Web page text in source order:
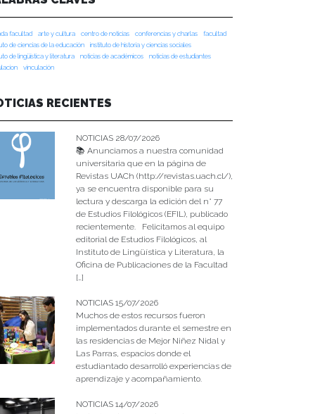
facultad arte y cultura centro de noticias conferencias y charlas
facultad
de ciencias de la educación
instituto de historia y ciencias sociales
de lingüística y literatura
noticias de académicos
noticias de estudiantes
vinculación
RECIENTES
NOTICIAS 28/07/2026
📚 Anunciamos a nuestra comunidad
universitaria que en la página de
Revistas UACh (http://revistas.uach.cl/),
ya se encuentra disponible para su
lectura y descarga la edición del n° 77
de Estudios Filológicos (EFIL), publicado
recientemente. Felicitamos al equipo
editorial de Estudios Filológicos, al
Instituto de Lingüística y Literatura, la
Oficina de Publicaciones de la Facultad
[…]
NOTICIAS 15/07/2026
Muchos de estos recursos fueron
implementados durante el semestre en
las residencias de Mejor Niñez Nidal y
Las Parras, espacios donde el
estudiantado desarrolló experiencias de
aprendizaje y acompañamiento.
NOTICIAS 14/07/2026